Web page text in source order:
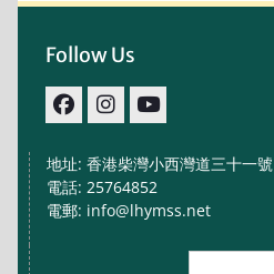
Follow Us
地址: 香港柴灣小西灣道三十一號
電話: 25764852
電郵: info@lhymss.net